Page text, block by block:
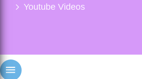
Youtube Videos